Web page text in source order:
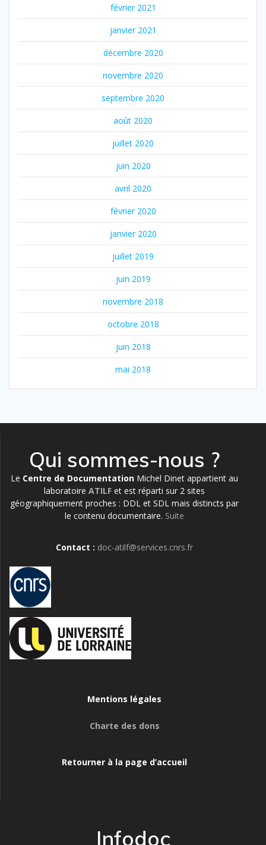
février 2021
janvier 2021
décembre 2020
novembre 2020
septembre 2020
août 2020
juillet 2020
juin 2020
avril 2020
février 2020
janvier 2020
juillet 2019
juin 2019
novembre 2018
octobre 2018
juin 2018
mai 2018
Qui sommes-nous ?
Le Centre de Documentation Michel Dinet appartient au
laboratoire ATILF et est réparti sur 2 sites
géographiquement proches : DDL et SDL mais distincts par
le contenu documentaire. Suite
Contact : doc-atilf@services.cnrs.fr
Mentions légales
Charte des dons
Retourner à la page d’accueil
Infodoc